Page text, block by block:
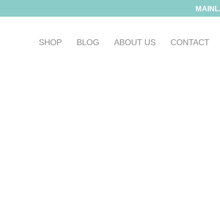
SHOP BLOG ABOUT US CONTACT